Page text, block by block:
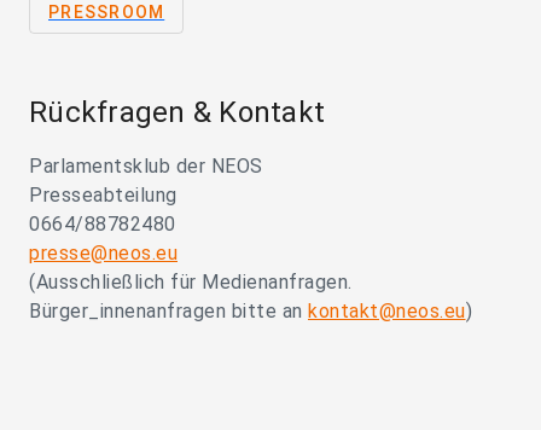
PRESSROOM
Rückfragen & Kontakt
Parlamentsklub der NEOS
Presseabteilung
0664/88782480
presse@neos.eu
(Ausschließlich für Medienanfragen.
Bürger_innenanfragen bitte an kontakt@neos.eu)